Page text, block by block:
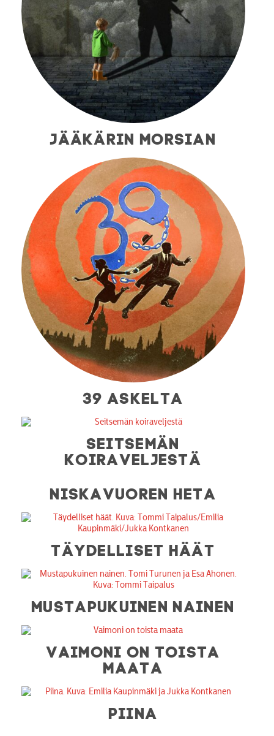
JÄÄKÄRIN MORSIAN
39 ASKELTA
SEITSEMÄN
KOIRAVELJESTÄ
NISKAVUOREN HETA
TÄYDELLISET HÄÄT
MUSTAPUKUINEN NAINEN
VAIMONI ON TOISTA
MAATA
PIINA